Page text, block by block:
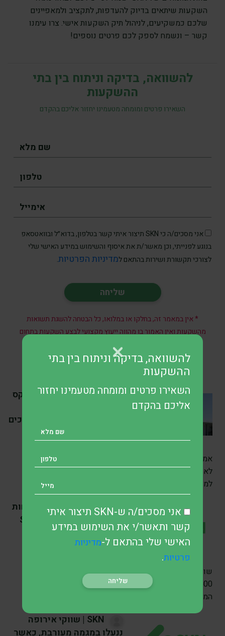
השקעות שיתאים בדיוק להעדפות, לתקציב ולמאפיינים
שלכם כמשקיעים, לניהול תיק השקעות אישי. צרו עימנו
קשר – ונשמח לספק לכם פרטים נוספים!
להשוואה, בדיקה וניתוח בין בתי
ההשקעות
השאירו פרטים ומומחה מטעמינו יחזור אליכם בהקדם
אני מסכים/ה כי SKN תיצור איתי קשר בטלפון, בדוא״ל ובוואטסאפ
בנוגע לפנייתי, וכן מאשר/ת את איסוף והשימוש במידע האישי שלי
לצורכי תקשורת ושירות בהתאם למדיניות הפרטיות.
* אין במאמר זה, בחלקו או במלואו, כל הבטחה להשגת תשואות
מהשקעות ואין האמור בו מהווה ייעוץ מקצועי לבצע השקעות בתחום
SKN | מניית ספייס-אקס
המשקיעים הפרטיים ממשיכים
לפני 6 שעה • 5 דק’ קריאה
אמונת הברזל של המשקיעים הפרטיים המשקיעים הפרטיים
לא נרתעים מהתנודתיות החדה וממשיכים להזרים כספים
למניית ספייס-אקס. לפי נתוני חברת המחקר
SKN | האם עונת הדוחות
החזקה תאפשר ל-S&P 500
להמשיך את הראלי לאחר
שיאים חדשים?
500 רשם את שיא הנעילה הראשון שלו זה חודשיים, כאשר
המשקיעים
SKN | שווקי אירופה
ננעלו במגמה מעורבת, כאשר
להשוואה, בדיקה וניתוח בין בתי
ההשקעות
השאירו פרטים ומומחה מטעמינו יחזור
אליכם בהקדם
אני מסכים/ה ש-SKN תיצור איתי
קשר ותאשר/י את השימוש במידע
האישי שלי בהתאם ל-מדיניות
פרטיות.